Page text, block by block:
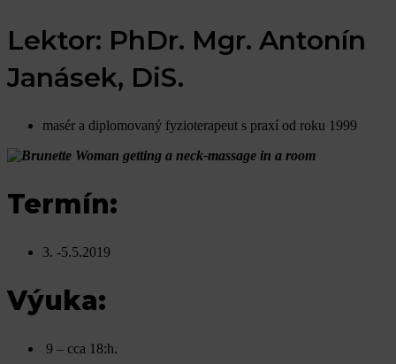
Lektor: PhDr. Mgr. Antonín
Janásek, DiS.
masér a diplomovaný fyzioterapeut s praxí od roku 1999
Termín:
3. -5.5.2019
Výuka:
9 – cca 18:h.